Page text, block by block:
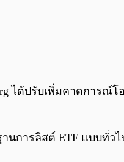
ได้ปรับเพิ่มคาดการ
นการลิสต์ ETF แบบทั่